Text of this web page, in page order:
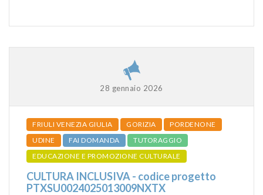
28 gennaio 2026
FRIULI VENEZIA GIULIA GORIZIA
PORDENONE
UDINE
FAI DOMANDA
TUTORAGGIO
EDUCAZIONE E PROMOZIONE CULTURALE
CULTURA INCLUSIVA - codice progetto
PTXSU0024025013009NXTX